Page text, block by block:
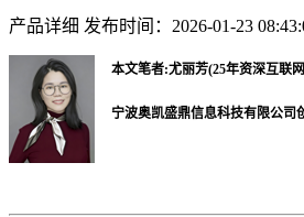
产品详细 发布时间：2026-01-23
本文笔者:尤丽芳(25年资深互联网
宁波奥凯盛鼎信息科技有限公司